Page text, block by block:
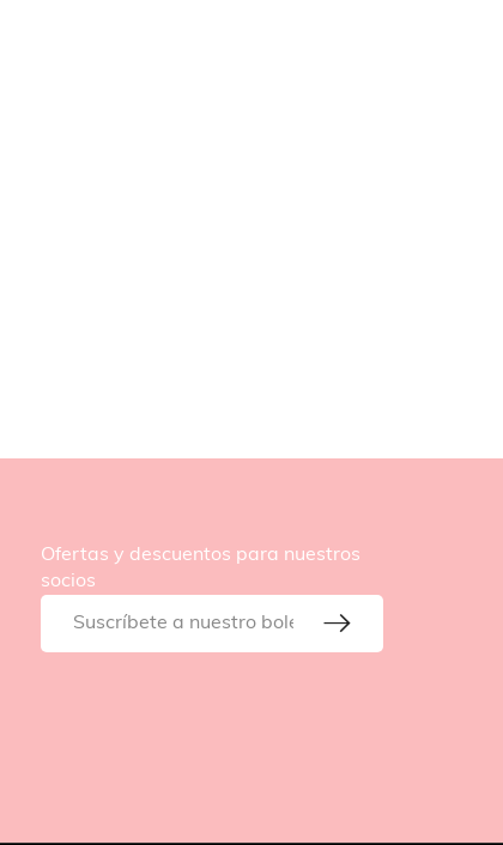
Ofertas y descuentos para nuestros
socios